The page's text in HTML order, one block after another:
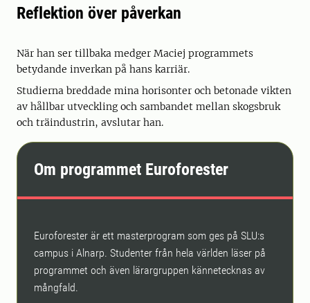
Reflektion över påverkan
När han ser tillbaka medger Maciej programmets
betydande inverkan på hans karriär.
Studierna breddade mina horisonter och betonade vikten
av hållbar utveckling och sambandet mellan skogsbruk
och träindustrin, avslutar han.
Om programmet Euroforester
Euroforester är ett masterprogram som ges på SLU:s
campus i Alnarp. Studenter från hela världen läser på
programmet och även lärargruppen kännetecknas av
mångfald.